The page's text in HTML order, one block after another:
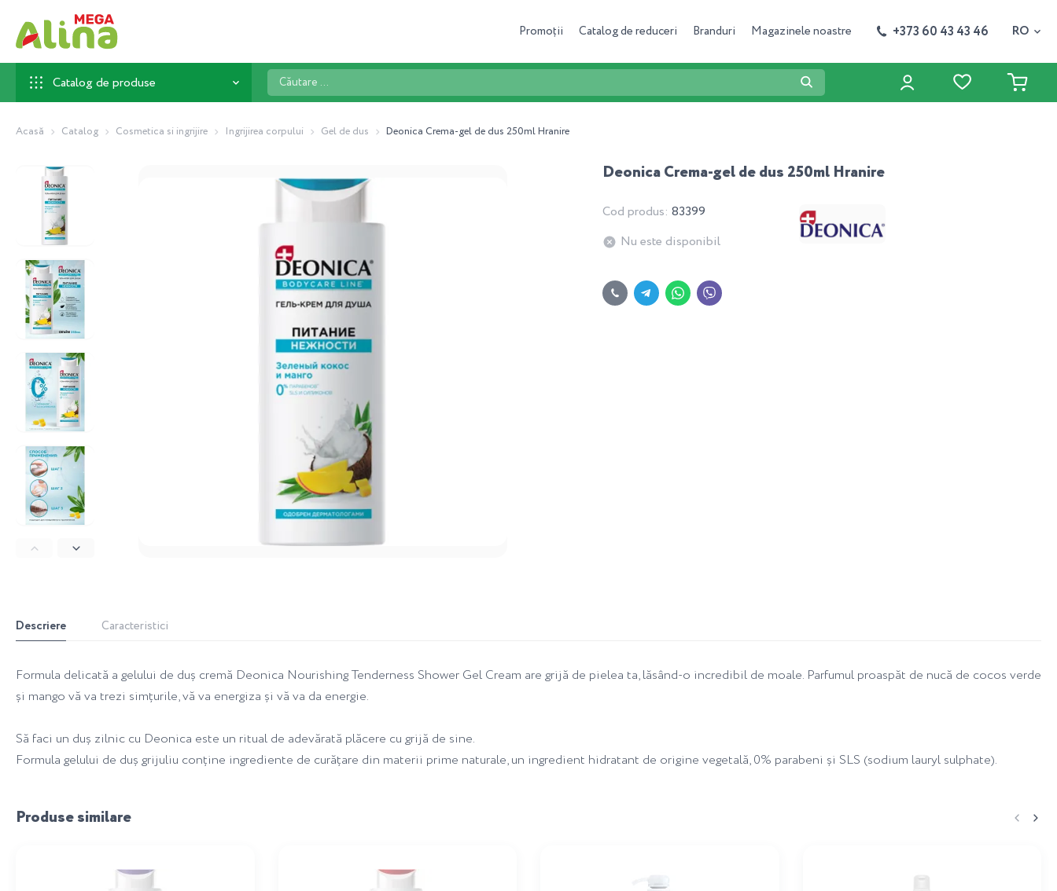
Promoții Catalog de reduceri Branduri Magazinele noastre +373 60 43 43 46 RO
Catalog de produse
Căutare
...
Acasă Catalog Cosmetica si ingrijire Ingrijirea corpului Gel de dus Deonica Crema-gel de dus 250ml Hranire
Deonica Crema-gel de dus 250ml Hranire
Cod produs: 83399
Nu este disponibil
Descriere Caracteristici
Formula delicată a gelului de duș cremă Deonica Nourishing Tenderness Shower Gel Cream are grijă de pielea ta, lăsând-o incredibil de moale. Parfumul proaspăt de nucă de cocos verde
și mango vă va trezi simțurile, vă va energiza și vă va da energie.
Să faci un duș zilnic cu Deonica este un ritual de adevărată plăcere cu grijă de sine.
Formula gelului de duș grijuliu conține ingrediente de curățare din materii prime naturale, un ingredient hidratant de origine vegetală, 0% parabeni și SLS (sodium lauryl sulphate).
Produse similare